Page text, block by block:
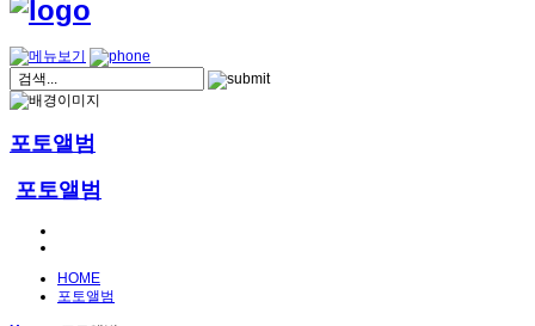
포토앨범
포토앨범
HOME
포토앨범